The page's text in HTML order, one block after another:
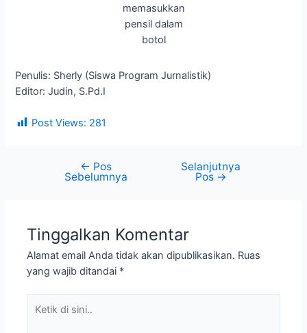
memasukkan
pensil dalam
botol
Penulis: Sherly (Siswa Program Jurnalistik)
Editor: Judin, S.Pd.I
Post Views: 281
← Pos
Sebelumnya
Selanjutnya
Pos →
Tinggalkan Komentar
Alamat email Anda tidak akan dipublikasikan. Ruas
yang wajib ditandai *